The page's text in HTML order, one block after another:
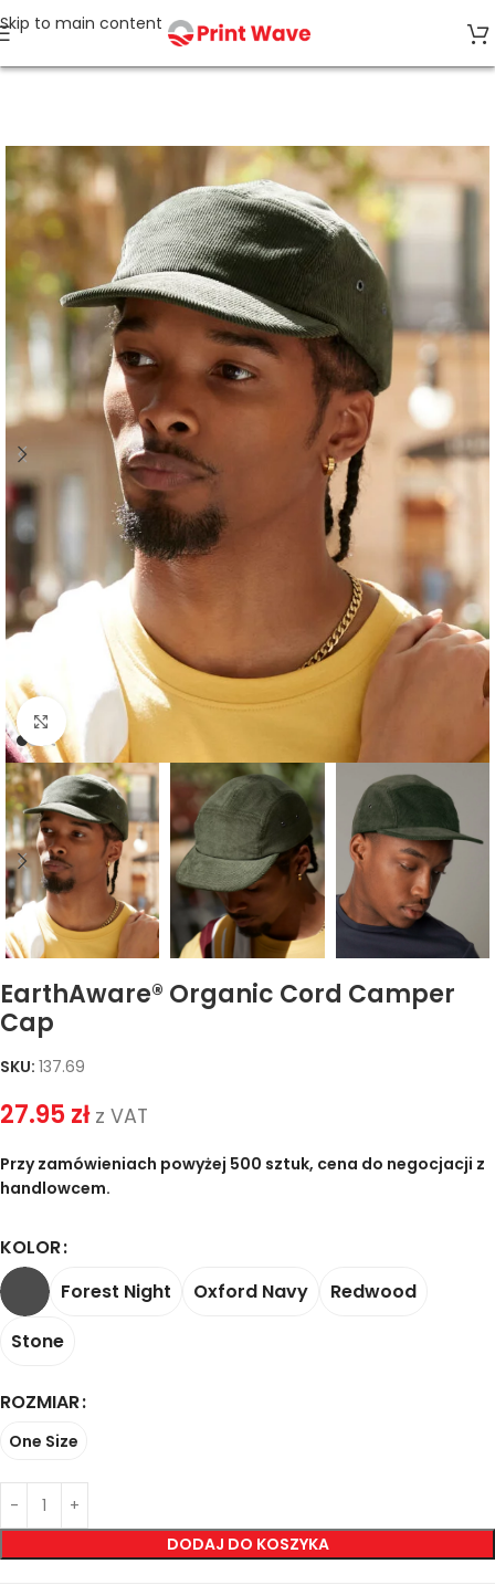
Skip to main content
Kliknij, aby powiększyć
EarthAware® Organic Cord Camper
Cap
SKU: 137.69
27.95zł z VAT
Przy zamówieniach powyżej 500 sztuk, cena do negocjacji z
handlowcem.
KOLOR
Forest Night
Oxford Navy
Redwood
Stone
ROZMIAR
One Size
DODAJ DO KOSZYKA